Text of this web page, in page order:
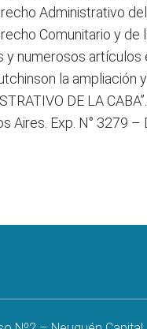
Administrativo del
Comunitario y de
y numerosos
la ampliación
DE LA
Aires. Exp. N° 3279 –